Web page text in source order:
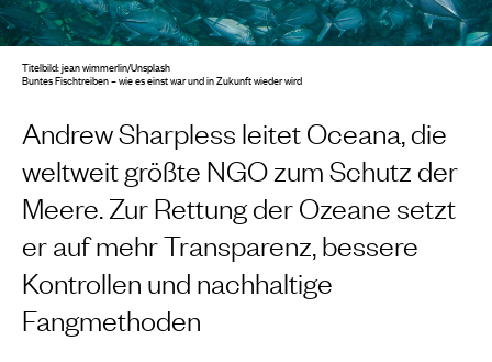
Andrew Sharpless leitet Oceana, die
weltweit größte NGO zum Schutz der
Meere. Zur Rettung der Ozeane setzt
er auf mehr Transparenz, bessere
Kontrollen und nachhaltige
Fangmethoden
Titelbild: jean wimmerlin/Unsplash
Buntes Fischtreiben – wie es einst war und in Zukunft wieder wird